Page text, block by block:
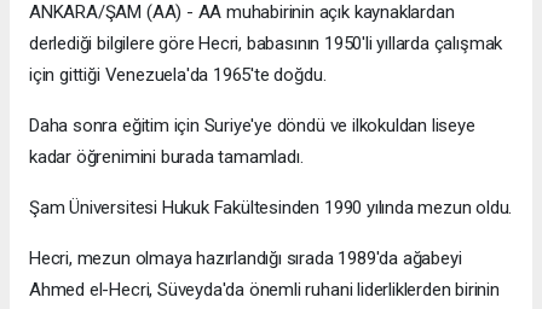
ANKARA/ŞAM (AA) - AA muhabirinin açık kaynaklardan
derlediği bilgilere göre Hecri, babasının 1950'li yıllarda çalışmak
için gittiği Venezuela'da 1965'te doğdu.
Daha sonra eğitim için Suriye'ye döndü ve ilkokuldan liseye
kadar öğrenimini burada tamamladı.
Şam Üniversitesi Hukuk Fakültesinden 1990 yılında mezun oldu.
Hecri, mezun olmaya hazırlandığı sırada 1989'da ağabeyi
Ahmed el-Hecri, Süveyda'da önemli ruhani liderliklerden birinin